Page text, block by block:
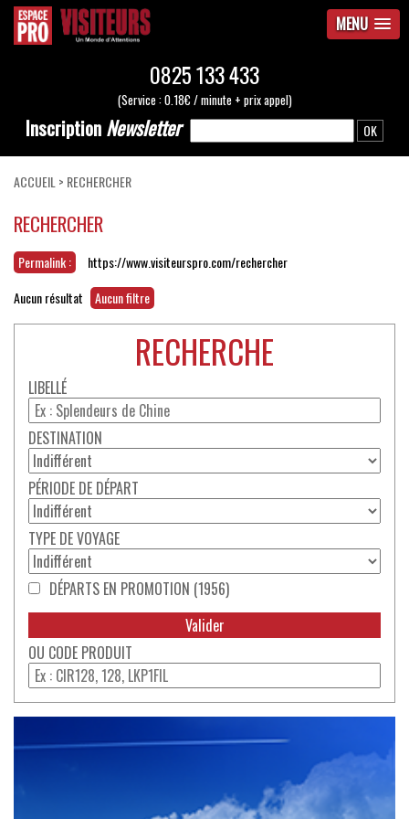
MENU
0825 133 433
(Service : 0.18€ / minute + prix appel)
InscriptionNewsletter
ACCUEIL > RECHERCHER
RECHERCHER
Permalink :
https://www.visiteurspro.com/rechercher
Aucun résultat
Aucun filtre
RECHERCHE
LIBELLÉ
DESTINATION
PÉRIODE DE DÉPART
TYPE DE VOYAGE
DÉPARTS EN PROMOTION (1956)
CODE PRODUIT